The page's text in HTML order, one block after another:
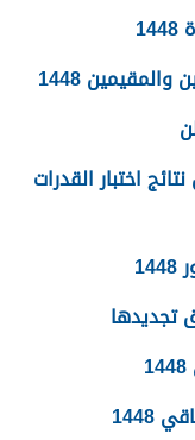
1448
اختبار القدرات